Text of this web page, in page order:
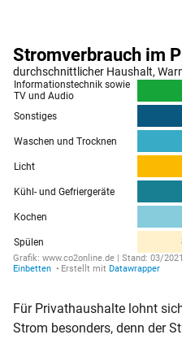
Für Privathaushalte lohnt
Strom besonders, denn der